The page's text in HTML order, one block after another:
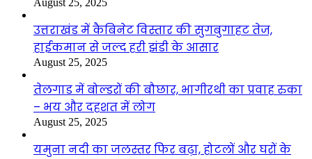
उत्तराखंड में कैबिनेट विस्तार की सुगबुगाहट तेज,
हाईकमान से जल्द हरी झंडी के आसार
August 25, 2025
तेलगाड में बोल्डरों की बौछार, भागीरथी का प्रवाह रुका
– भय और दहशत में लोग
August 25, 2025
यमुना नदी का जलस्तर फिर बढ़ा, होटलों और घरों के